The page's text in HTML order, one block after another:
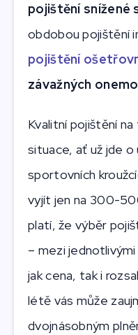
pojištění snížené
obdobou pojištění
pojištění
závažných
Kvalitní pojištění
situace, ať už jde o
sportovních
vyjít jen na 300-
platí, že výběr
– mezi
jak cena, tak i
létě vás může
dvojnásobným